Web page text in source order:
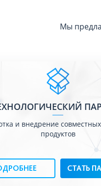
Мы
и внедрение
продуктов
СТАТЬ